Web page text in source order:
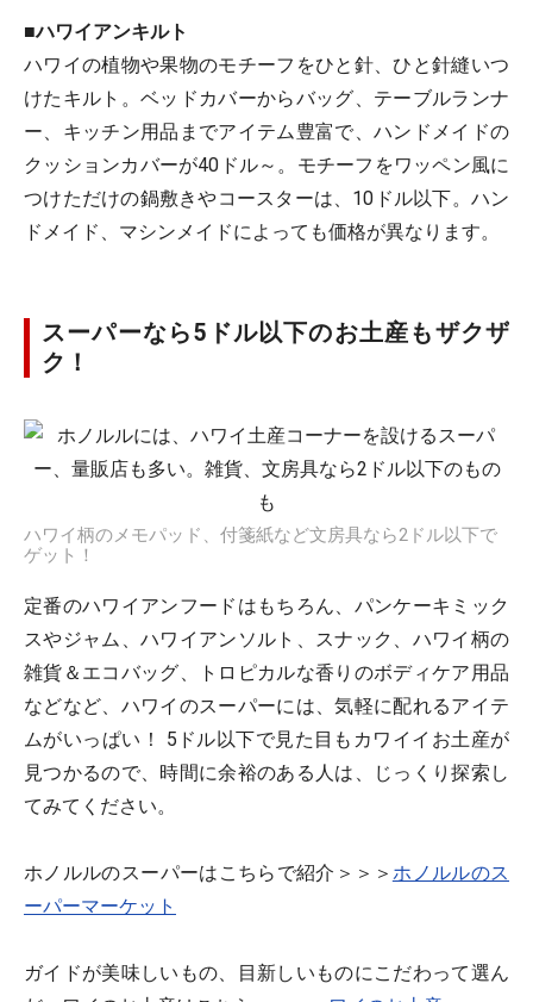
■ハワイアンキルト
ハワイの植物や果物のモチーフをひと針、ひと針縫いつ
けたキルト。ベッドカバーからバッグ、テーブルランナ
ー、キッチン用品までアイテム豊富で、ハンドメイドの
クッションカバーが40ドル～。モチーフをワッペン風に
つけただけの鍋敷きやコースターは、10ドル以下。ハン
ドメイド、マシンメイドによっても価格が異なります。
スーパーなら5ドル以下のお土産もザクザ
ク！
ハワイ柄のメモパッド、付箋紙など文房具なら2ドル以下で
ゲット！
定番のハワイアンフードはもちろん、パンケーキミック
スやジャム、ハワイアンソルト、スナック、ハワイ柄の
雑貨＆エコバッグ、トロピカルな香りのボディケア用品
などなど、ハワイのスーパーには、気軽に配れるアイテ
ムがいっぱい！ 5ドル以下で見た目もカワイイお土産が
見つかるので、時間に余裕のある人は、じっくり探索し
てみてください。
ホノルルのスーパーはこちらで紹介＞＞＞ ホノルルのス
ーパーマーケット
ガイドが美味しいもの、目新しいものにこだわって選ん